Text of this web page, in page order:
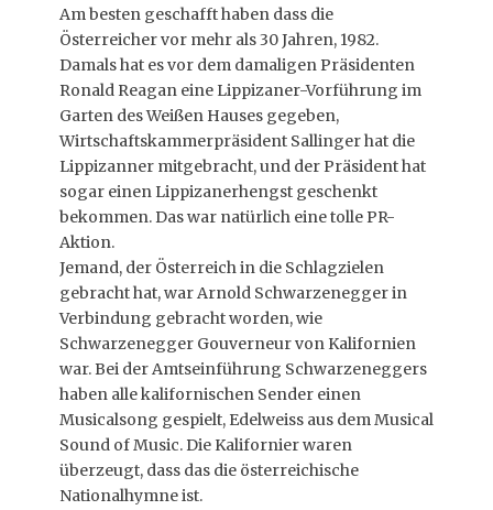
Am besten geschafft haben dass die
Österreicher vor mehr als 30 Jahren, 1982.
Damals hat es vor dem damaligen Präsidenten
Ronald Reagan eine Lippizaner-Vorführung im
Garten des Weißen Hauses gegeben,
Wirtschaftskammerpräsident Sallinger hat die
Lippizanner mitgebracht, und der Präsident hat
sogar einen Lippizanerhengst geschenkt
bekommen. Das war natürlich eine tolle PR-
Aktion.
Jemand, der Österreich in die Schlagzielen
gebracht hat, war Arnold Schwarzenegger in
Verbindung gebracht worden, wie
Schwarzenegger Gouverneur von Kalifornien
war. Bei der Amtseinführung Schwarzeneggers
haben alle kalifornischen Sender einen
Musicalsong gespielt, Edelweiss aus dem Musical
Sound of Music. Die Kalifornier waren
überzeugt, dass das die österreichische
Nationalhymne ist.